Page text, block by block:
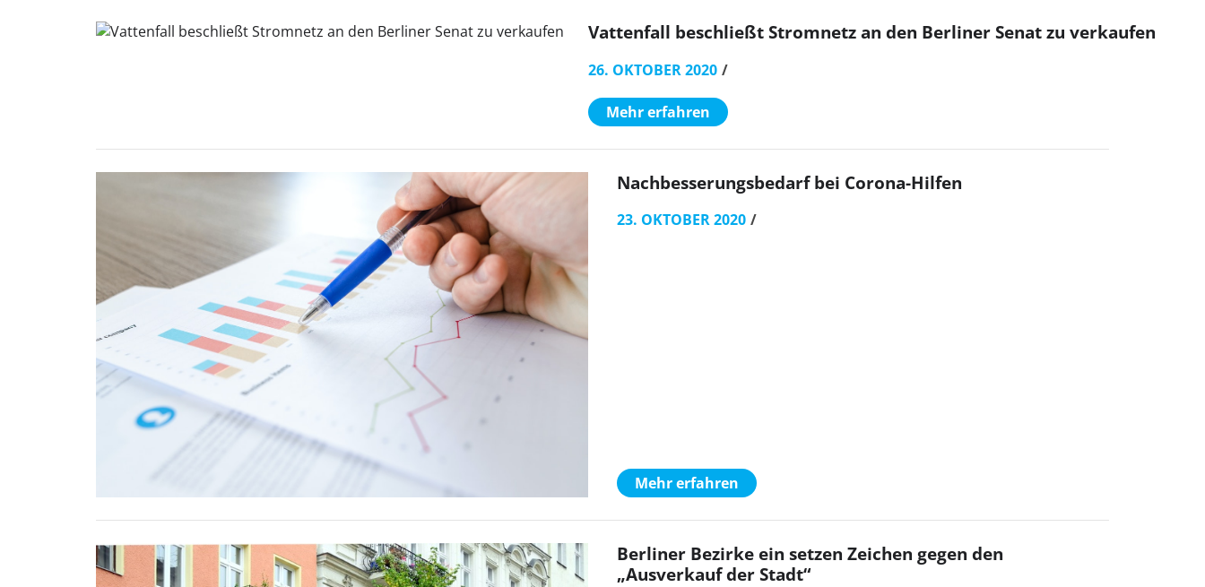
Vattenfall beschließt Stromnetz an den Berliner Senat zu verkaufen
26. OKTOBER 2020
Mehr erfahren
Nachbesserungsbedarf bei Corona-Hilfen
23. OKTOBER 2020
Mehr erfahren
Berliner Bezirke ein setzen Zeichen gegen den
„Ausverkauf der Stadt“